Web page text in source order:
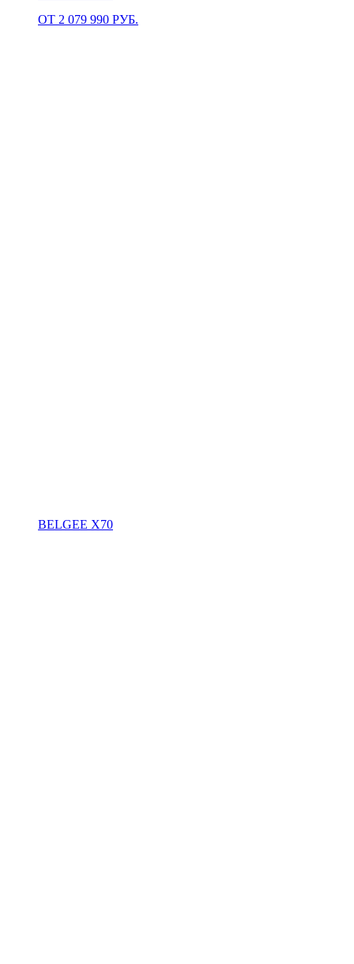
ОТ 2 079 990 РУБ.
BELGEE X70